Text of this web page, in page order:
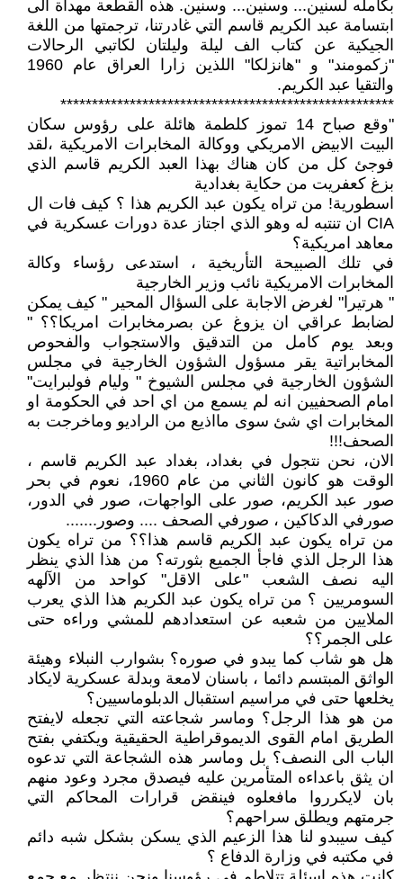
بكامله لسنين... وسنين... وسنين. هذه القطعة مهداة الى
ابتسامة عبد الكريم قاسم التي غادرتنا، ترجمتها من اللغة
الجيكية عن كتاب الف ليلة وليلتان لكاتبي الرحالات
"زكمومند" و "هانزلكا" اللذين زارا العراق عام 1960
والتقيا عبد الكريم.
*****************************************************
"وقع صباح 14 تموز كلطمة هائلة على رؤوس سكان
البيت الابيض الامريكي ووكالة المخابرات الامريكية ،لقد
فوجئ كل من كان هناك بهذا العبد الكريم قاسم الذي
بزغ كعفريت من حكاية بغدادية
اسطورية! من تراه يكون عبد الكريم هذا ؟ كيف فات ال
CIA ان تنتبه له وهو الذي اجتاز عدة دورات عسكرية في
معاهد امريكية؟
في تلك الصبيحة التأريخية ، استدعى رؤساء وكالة
المخابرات الامريكية نائب وزير الخارجية
" هرتيرا" لغرض الاجابة على السؤال المحير " كيف يمكن
لضابط عراقي ان يزوغ عن بصرمخابرات امريكا؟؟ "
وبعد يوم كامل من التدقيق والاستجواب والفحوص
المخابراتية يقر مسؤول الشؤون الخارجية في مجلس
الشؤون الخارجية في مجلس الشيوخ " وليام فولبرايت"
امام الصحفيين انه لم يسمع من اي احد في الحكومة او
المخابرات اي شئ سوى مااذيع من الراديو وماخرجت به
الصحف!!!
الان، نحن نتجول في بغداد، بغداد عبد الكريم قاسم ،
الوقت هو كانون الثاني من عام 1960، نعوم في بحر
صور عبد الكريم، صور على الواجهات، صور في الدور،
صورفي الدكاكين ، صورفي الصحف .... وصور.......
من تراه يكون عبد الكريم قاسم هذا؟؟ من تراه يكون
هذا الرجل الذي فاجأ الجميع بثورته؟ من هذا الذي ينظر
اليه نصف الشعب "على الاقل" كواحد من الآلهه
السومريين ؟ من تراه يكون عبد الكريم هذا الذي يعرب
الملايين من شعبه عن استعدادهم للمشي وراءه حتى
على الجمر؟؟
هل هو شاب كما يبدو في صوره؟ بشوارب النبلاء وهيئة
الواثق المبتسم دائما ، باسنان لامعة وبدلة عسكرية لايكاد
يخلعها حتى في مراسيم استقبال الدبلوماسيين؟
من هو هذا الرجل؟ وماسر شجاعته التي تجعله لايفتح
الطريق امام القوى الديموقراطية الحقيقية ويكتفي بفتح
الباب الى النصف؟ بل وماسر هذه الشجاعة التي تدعوه
ان يثق باعداءه المتأمرين عليه فيصدق مجرد وعود منهم
بان لايكرروا مافعلوه فينقض قرارات المحاكم التي
جرمتهم ويطلق سراحهم؟
كيف سيبدو لنا هذا الزعيم الذي يسكن بشكل شبه دائم
في مكتبه في وزارة الدفاع ؟